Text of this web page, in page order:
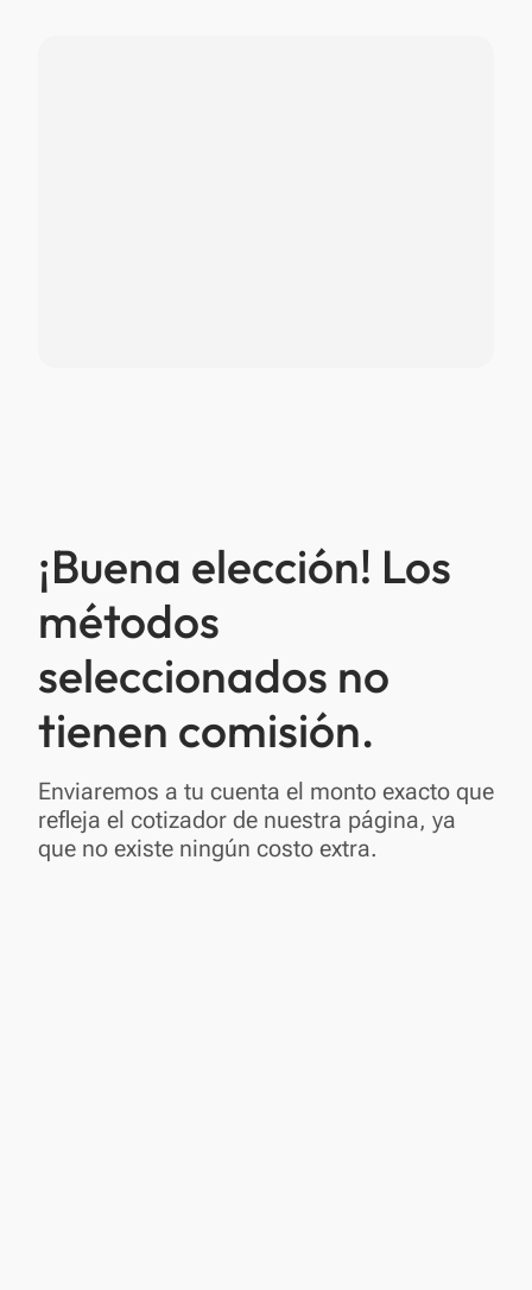
¡Buena elección! Los
métodos
seleccionados no
tienen comisión.
Enviaremos a tu cuenta el monto exacto que
refleja el cotizador de nuestra página, ya
que no existe ningún costo extra.